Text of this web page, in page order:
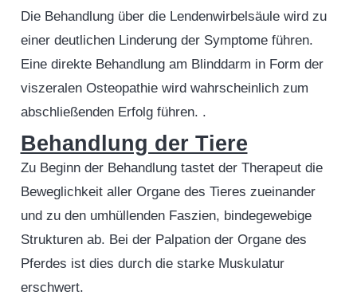
Die Behandlung über die Lendenwirbelsäule wird zu
einer deutlichen Linderung der Symptome führen.
Eine direkte Behandlung am Blinddarm in Form der
viszeralen Osteopathie wird wahrscheinlich zum
abschließenden Erfolg führen. .
Behandlung der Tiere
Zu Beginn der Behandlung tastet der Therapeut die
Beweglichkeit aller Organe des Tieres zueinander
und zu den umhüllenden Faszien, bindegewebige
Strukturen ab. Bei der Palpation der Organe des
Pferdes ist dies durch die starke Muskulatur
erschwert.